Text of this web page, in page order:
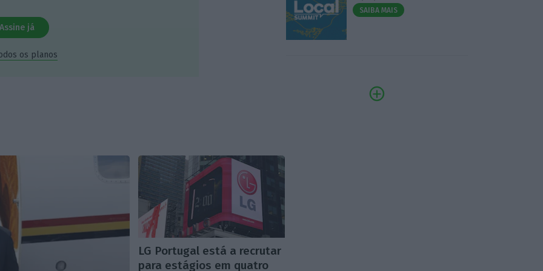
Assine já
os planos
SAIBA MAIS
LG Portugal está a recrutar
para estágios em quatro